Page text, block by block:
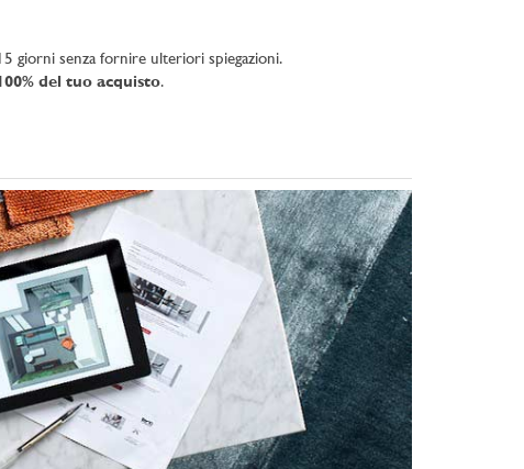
giorni senza fornire ulteriori spiegazioni.
del tuo acquisto.